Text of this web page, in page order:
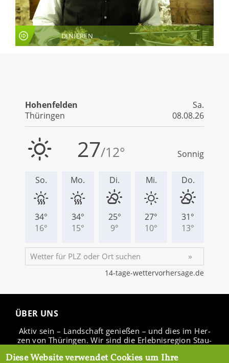
DINIEREN
ÜBER UNS
Aktiv sein – Land­schaft ge­nie­ßen – und dies im Her­
zen von Thü­rin­gen. Wir sind die Er­leb­nis­re­gi­on Stau­
Diese Website verwendet Cookies um Ihre